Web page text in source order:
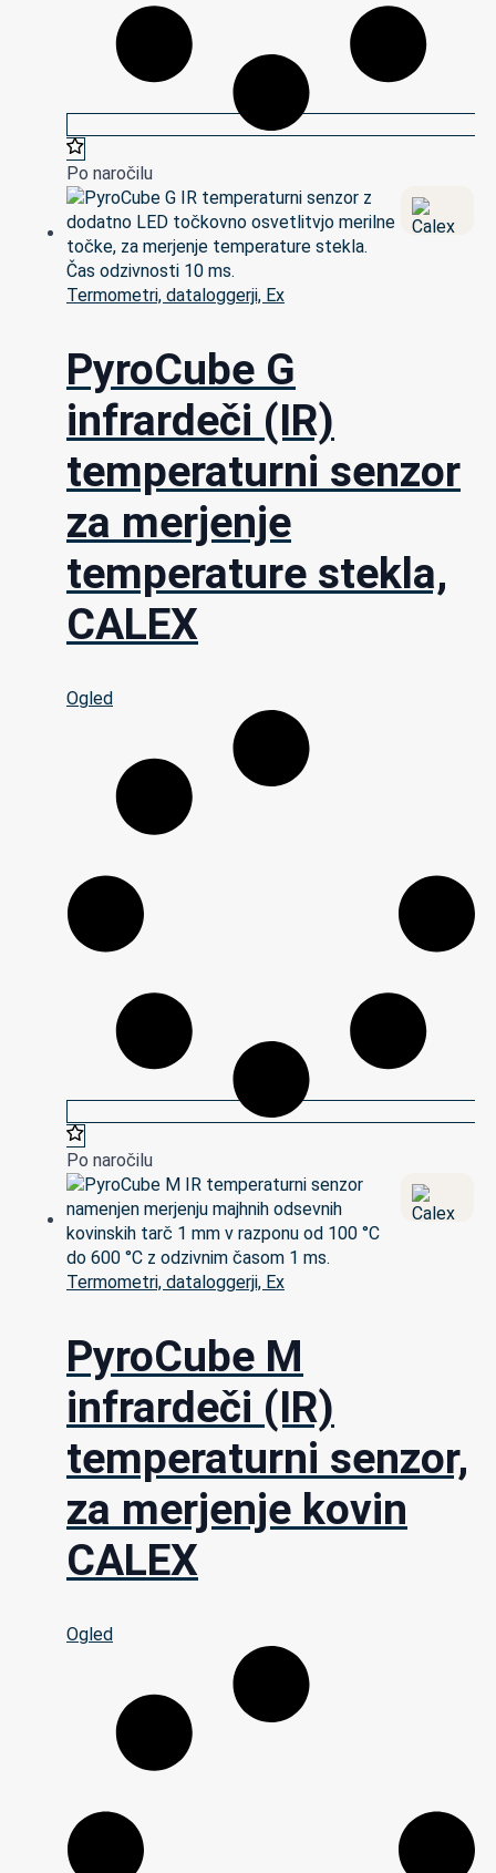
Po naročilu
Termometri, dataloggerji, Ex
PyroCube G
infrardeči (IR)
temperaturni senzor
za merjenje
temperature stekla,
CALEX
Ogled
Po naročilu
Termometri, dataloggerji, Ex
PyroCube M
infrardeči (IR)
temperaturni senzor,
za merjenje kovin
CALEX
Ogled